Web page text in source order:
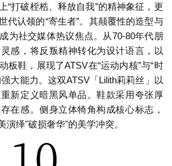
“打破桎梏、释放自我”的精神象征，更
代认领的“寄生者”。其颠覆性的造型与
为社交媒体热议焦点。从70-80年代朋
感，将反叛精神转化为设计语言，以
板鞋，展现了ATSV在“运动内核”与“时
大能力。这双ATSV「Lilith莉莉丝」以
新定义暗黑风单品。鞋款采用夸张厚
在感。侧身立体犄角构成核心标志，
演绎"破损奢华"的美学冲突。